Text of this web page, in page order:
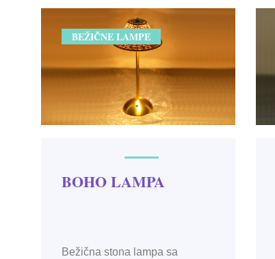
BEŽIČNE LAMPE
BOHO LAMPA
Bežična stona lampa sa